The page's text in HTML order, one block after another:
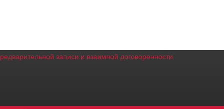
записи и взаимной договоренности